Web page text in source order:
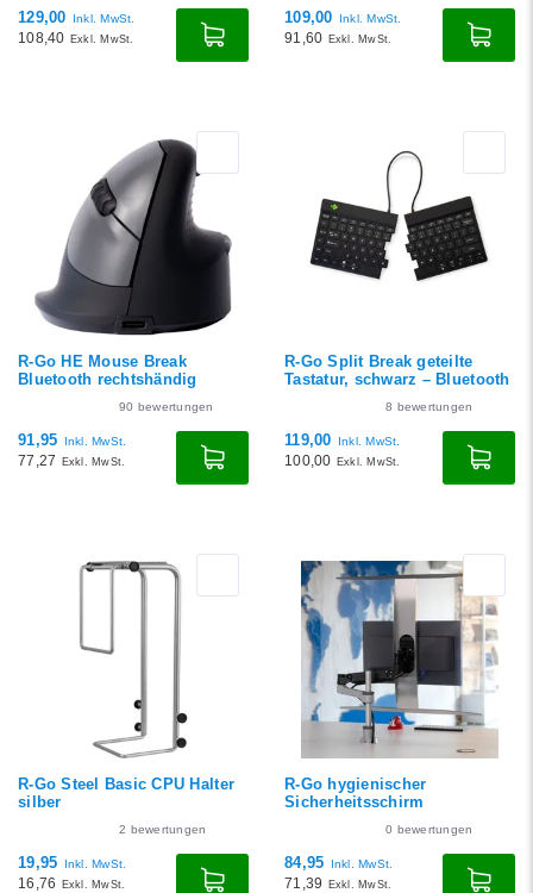
129,00 Inkl. MwSt.
108,40 Exkl. MwSt.
109,00 Inkl. MwSt.
91,60 Exkl. MwSt.
R-Go HE Mouse Break
Bluetooth rechtshändig
90 bewertungen
91,95 Inkl. MwSt.
77,27 Exkl. MwSt.
R-Go Split Break geteilte
Tastatur, schwarz – Bluetooth
8 bewertungen
119,00 Inkl. MwSt.
100,00 Exkl. MwSt.
R-Go Steel Basic CPU Halter
silber
2 bewertungen
19,95 Inkl. MwSt.
16,76 Exkl. MwSt.
R-Go hygienischer
Sicherheitsschirm
0 bewertungen
84,95 Inkl. MwSt.
71,39 Exkl. MwSt.